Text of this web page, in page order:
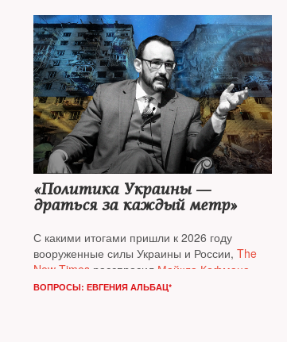
«Политика Украины —
драться за каждый метр»
С какими итогами пришли к 2026 году
вооруженные силы Украины и России, The
New Times расспросил Майкла Кофмана
военного аналитика, специалиста по России
ВОПРОСЫ: ЕВГЕНИЯ АЛЬБАЦ*